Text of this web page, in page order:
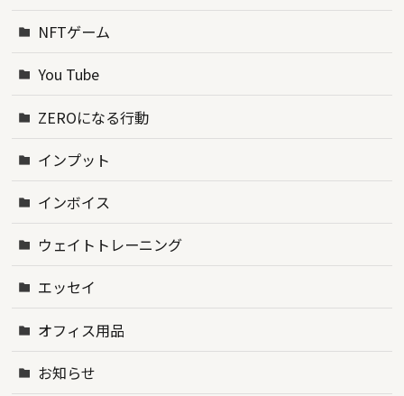
NFTゲーム
You Tube
ZEROになる行動
インプット
インボイス
ウェイトトレーニング
エッセイ
オフィス用品
お知らせ